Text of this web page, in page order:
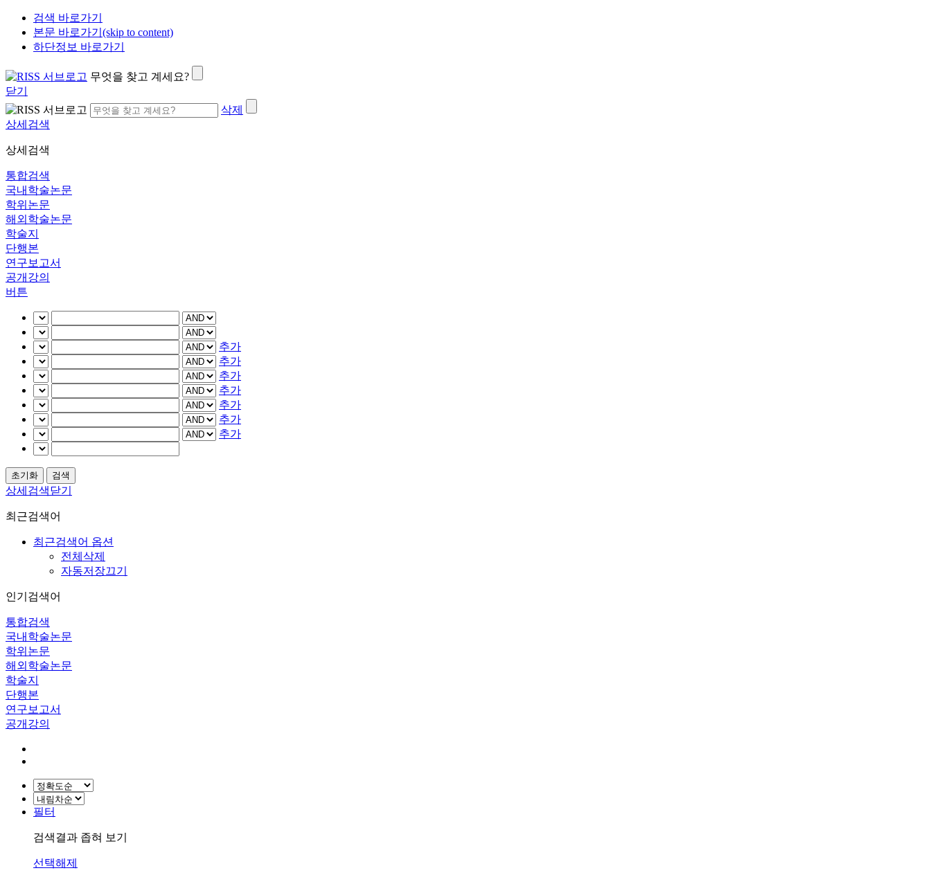
검색 바로가기
본문 바로가기(skip to content)
하단정보 바로가기
무엇을 찾고 계세요?
닫기
삭제
상세검색
상세검색
통합검색
국내학술논문
학위논문
해외학술논문
학술지
단행본
연구보고서
공개강의
버튼
추가
추가
추가
추가
추가
추가
추가
상세검색닫기
최근검색어
최근검색어 옵션
전체삭제
자동저장끄기
인기검색어
통합검색
국내학술논문
학위논문
해외학술논문
학술지
단행본
연구보고서
공개강의
필터
검색결과 좁혀 보기
선택해제